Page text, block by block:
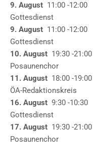
9. August 11:00 -12:00
Gottesdienst
9. August 11:00 -12:00
Gottesdienst
10. August 19:30 -21:00
Posaunenchor
11. August 18:00 -19:00
ÖA-Redaktionskreis
16. August 9:30 -10:30
Gottesdienst
17. August 19:30 -21:00
Posaunenchor